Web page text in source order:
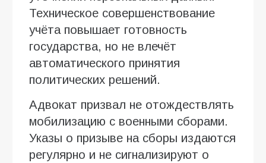
Техническое совершенствование
учёта повышает готовность
государства, но не влечёт
автоматического принятия
политических решений.
Адвокат призвал не отождествлять
мобилизацию с военными сборами.
Указы о призыве на сборы издаются
регулярно и не сигнализируют о